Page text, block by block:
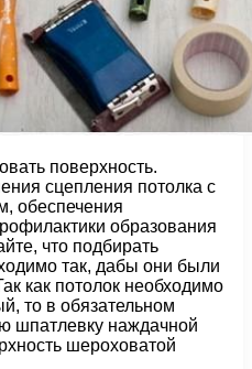
поверхность.
сцепления потолка с
обеспечения
образования
что подбирать
так, дабы они были
как потолок необходимо
то в обязательном
шпатлевку наждачной
шероховатой